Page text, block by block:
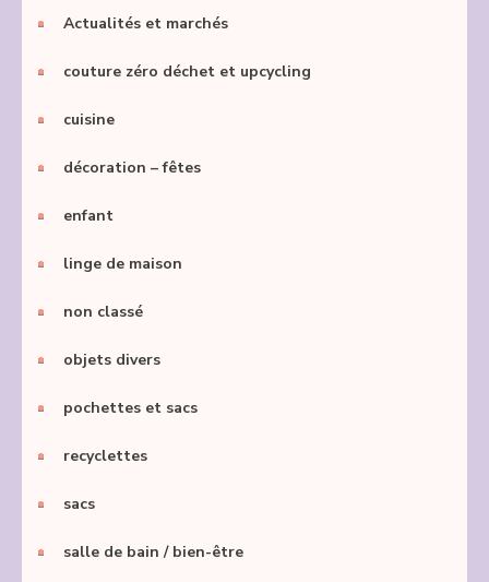
Actualités et marchés
couture zéro déchet et upcycling
cuisine
décoration – fêtes
enfant
linge de maison
non classé
objets divers
pochettes et sacs
recyclettes
sacs
salle de bain / bien-être